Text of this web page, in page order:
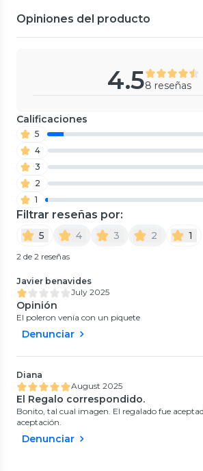
Opiniones del producto
4.58 reseñas
Calificaciones
5
4
3
2
1
Filtrar reseñas por:
5 4 3 2 1
2 de 2 reseñas
Javier benavides
July 2025
Opinión
El poleron venía con un piquete
Denunciar
Diana
August 2025
El Regalo correspondido.
Bonito, tal cual imagen. El regalado fue
aceptación.
Denunciar